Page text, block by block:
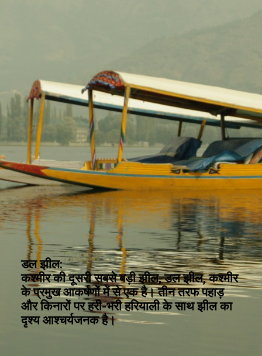
डल झील:
कश्मीर की दूसरी सबसे बड़ी झील, डल झील, कश्मीर
के प्रमुख आकर्षणों में से एक है। तीन तरफ पहाड़
और किनारों पर हरी-भरी हरियाली के साथ झील का
दृश्य आश्चर्यजनक है।